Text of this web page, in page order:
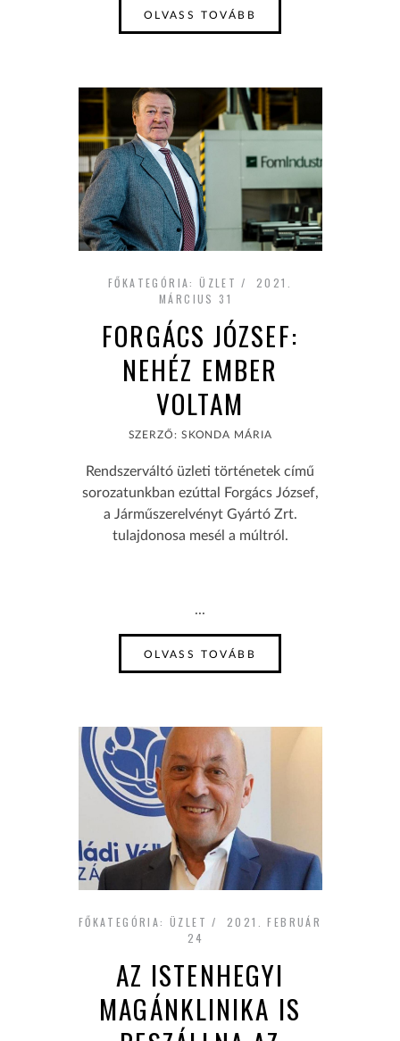
OLVASS TOVÁBB
FŐKATEGÓRIA:ÜZLET
2021.
MÁRCIUS 31
FORGÁCS JÓZSEF:
NEHÉZ EMBER
VOLTAM
SZERZŐ: SKONDA MÁRIA
Rendszerváltó üzleti történetek című
sorozatunkban ezúttal Forgács József,
a Járműszerelvényt Gyártó Zrt.
tulajdonosa mesél a múltról.
...
OLVASS TOVÁBB
FŐKATEGÓRIA:ÜZLET
2021. FEBRUÁR
24
AZ ISTENHEGYI
MAGÁNKLINIKA IS